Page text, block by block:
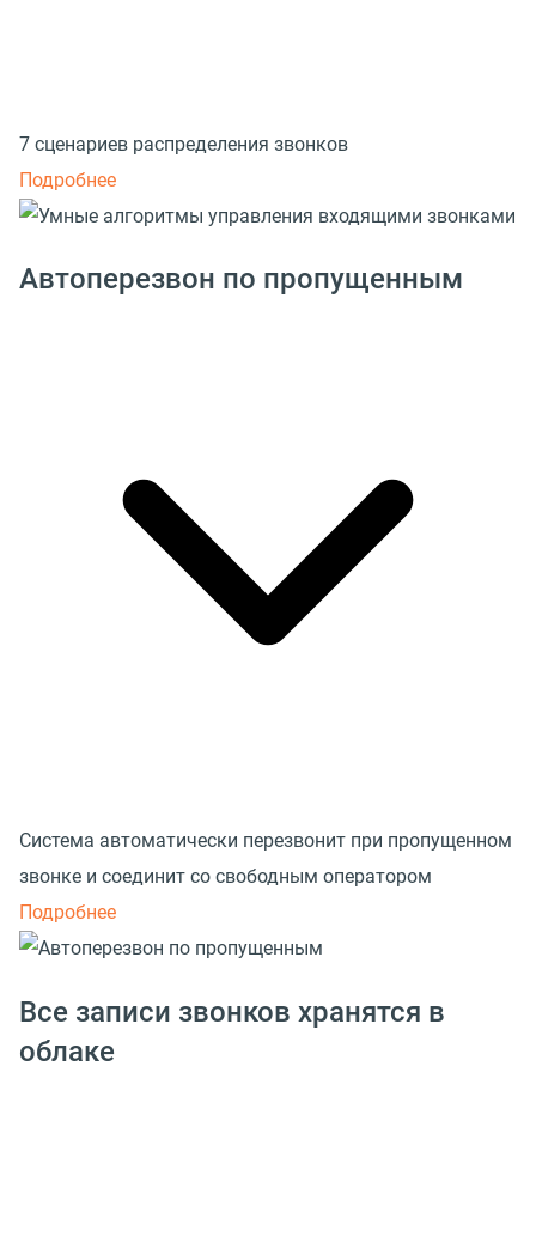
7 сценариев распределения звонков
Подробнее
Автоперезвон по пропущенным
Система автоматически перезвонит при пропущенном
звонке и соединит со свободным оператором
Подробнее
Все записи звонков хранятся в
облаке